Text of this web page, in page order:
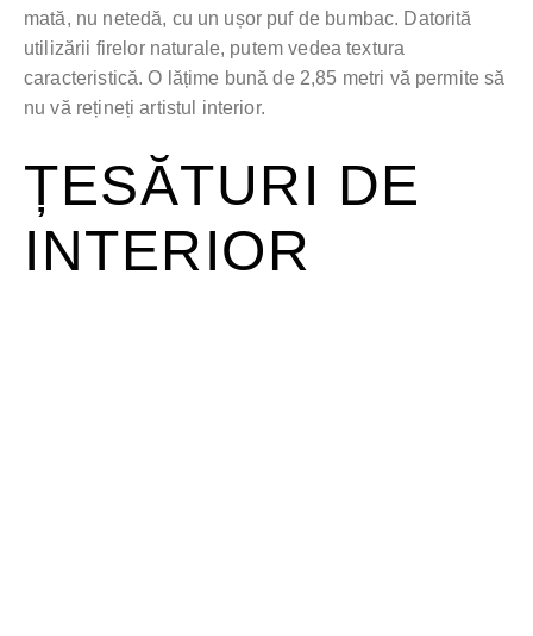
mată, nu netedă, cu un ușor puf de bumbac. Datorită
utilizării firelor naturale, putem vedea textura
caracteristică. O lățime bună de 2,85 metri vă permite să
nu vă rețineți artistul interior.
ȚESĂTURI DE
INTERIOR